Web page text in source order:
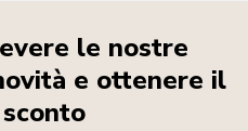
le nostre
e ottenere il